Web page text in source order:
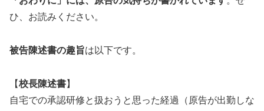
ひ、お読みください。
被告陳述書の趣旨は以下です。
【校長陳述書】
自宅での承認研修と扱おうと思った経過（原告が出勤しな